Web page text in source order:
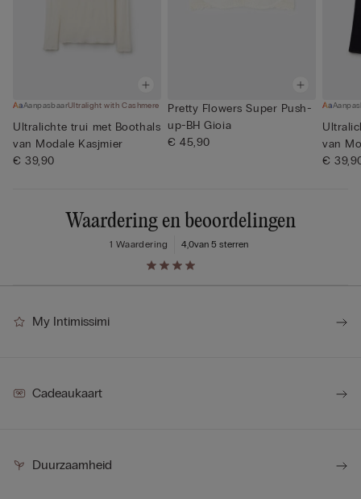
AanpasbaarUltralight with Cashmere
Ultralichte trui met Boothals
van Modale Kasjmier
€ 39,90
Pretty Flowers Super Push-
up-BH Gioia
€ 45,90
van
€
Waardering en beoordelingen
4,0van 5 sterren
1 Waardering
My Intimissimi
Cadeaukaart
Duurzaamheid